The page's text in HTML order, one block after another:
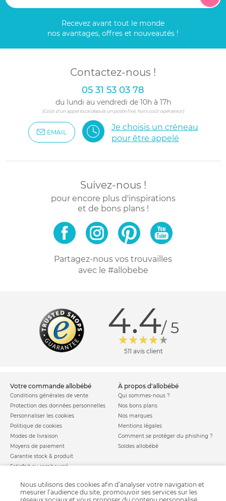
Recevez avant tout le monde
nos avantages, offres et nouveautés !
Contactez-nous !
05 31 53 03 78
du lundi au vendredi de 10h à 17h
(Coût d'un appel local depuis un poste fixe, hors coût opérateur)
EMAIL
Je choisis un créneau
pour être appelé
Suivez-nous !
pour encore plus d'inspirations
et de bons plans !
Partagez-nous vos trouvailles
avec le #allobebe
4.4/ 5
511 avis client
votre commande allobébé
Conditions générales de vente
Protection des données personnelles
Personnaliser les cookies
Politique de cookies
Modes de livraison
Moyens de paiement
Garantie stock & produit
Satisfait ou remboursé
à propos d'allobébé
Qui sommes-nous ?
Nos bons plans
Nos marques
Mentions légales
Comment se protéger du phishing ?
Soldes allobébé
Sites et partenaires
Nos labels
Liste de naissance
Infos conseils
Nous utilisons des cookies afin d’analyser votre navigation et
mesurer l’audience du site, promouvoir ses services sur les